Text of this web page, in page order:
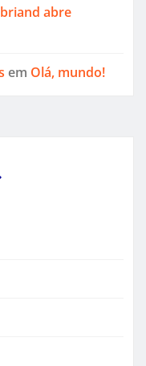
abre
em Olá, mundo!